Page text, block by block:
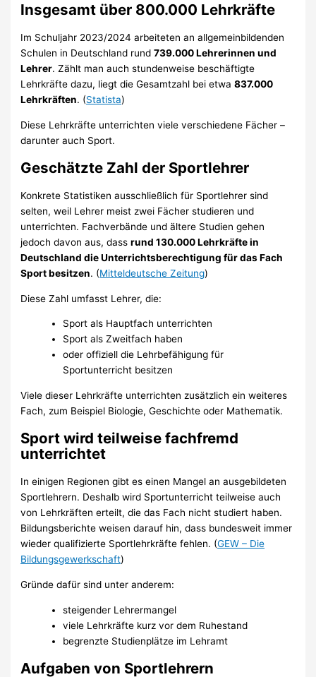
Insgesamt über 800.000 Lehrkräfte
Im Schuljahr 2023/2024 arbeiteten an allgemeinbildenden
Schulen in Deutschland rund739.000 Lehrerinnen und
Lehrer. Zählt man auch stundenweise beschäftigte
Lehrkräfte dazu, liegt die Gesamtzahl bei etwa837.000
Lehrkräften. (Statista)
Diese Lehrkräfte unterrichten viele verschiedene Fächer –
darunter auch Sport.
Geschätzte Zahl der Sportlehrer
Konkrete Statistiken ausschließlich für Sportlehrer sind
selten, weil Lehrer meist zwei Fächer studieren und
unterrichten. Fachverbände und ältere Studien gehen
jedoch davon aus, dassrund 130.000 Lehrkräfte in
Deutschland die Unterrichtsberechtigung für das Fach
Sport besitzen. (Mitteldeutsche Zeitung)
Diese Zahl umfasst Lehrer, die:
Sport als Hauptfach unterrichten
Sport als Zweitfach haben
oder offiziell die Lehrbefähigung für
Sportunterricht besitzen
Viele dieser Lehrkräfte unterrichten zusätzlich ein weiteres
Fach, zum Beispiel Biologie, Geschichte oder Mathematik.
Sport wird teilweise fachfremd
unterrichtet
In einigen Regionen gibt es einen Mangel an ausgebildeten
Sportlehrern. Deshalb wird Sportunterricht teilweise auch
von Lehrkräften erteilt, die das Fach nicht studiert haben.
Bildungsberichte weisen darauf hin, dass bundesweit immer
wieder qualifizierte Sportlehrkräfte fehlen. (GEW – Die
Bildungsgewerkschaft)
Gründe dafür sind unter anderem:
steigender Lehrermangel
viele Lehrkräfte kurz vor dem Ruhestand
begrenzte Studienplätze im Lehramt
Aufgaben von Sportlehrern